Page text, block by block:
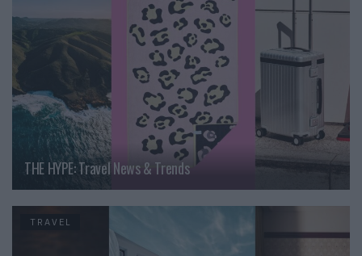
THE HYPE: Travel News & Trends
TRAVEL